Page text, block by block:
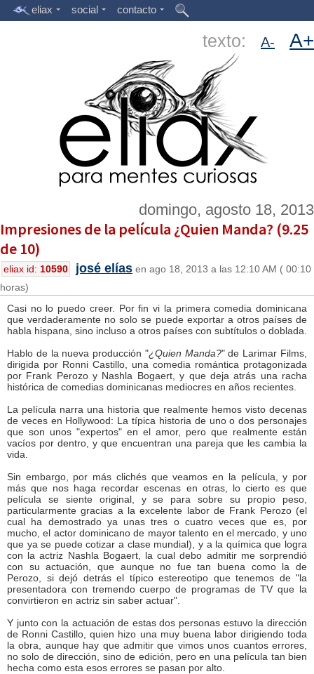
eliax social contacto
texto: A- A+
domingo, agosto 18, 2013
Impresiones de la película ¿Quien Manda? (9.25
de 10)
eliax id: 10590 josé elías en ago 18, 2013 a las 12:10 AM ( 00:10
horas)
Casi no lo puedo creer. Por fin vi la primera comedia dominicana
que verdaderamente no solo se puede exportar a otros países de
habla hispana, sino incluso a otros países con subtítulos o doblada.
Hablo de la nueva producción "¿Quien Manda?" de Larimar Films,
dirigida por Ronni Castillo, una comedia romántica protagonizada
por Frank Perozo y Nashla Bogaert, y que deja atrás una racha
histórica de comedias dominicanas mediocres en años recientes.
La película narra una historia que realmente hemos visto decenas
de veces en Hollywood: La típica historia de uno o dos personajes
que son unos "expertos" en el amor, pero que realmente están
vacíos por dentro, y que encuentran una pareja que les cambia la
vida.
Sin embargo, por más clichés que veamos en la película, y por
más que nos haga recordar escenas en otras, lo cierto es que
película se siente original, y se para sobre su propio peso,
particularmente gracias a la excelente labor de Frank Perozo (el
cual ha demostrado ya unas tres o cuatro veces que es, por
mucho, el actor dominicano de mayor talento en el mercado, y uno
que ya se puede cotizar a clase mundial), y a la química que logra
con la actriz Nashla Bogaert, la cual debo admitir me sorprendió
con su actuación, que aunque no fue tan buena como la de
Perozo, si dejó detrás el típico estereotipo que tenemos de "la
presentadora con tremendo cuerpo de programas de TV que la
convirtieron en actriz sin saber actuar".
Y junto con la actuación de estas dos personas estuvo la dirección
de Ronni Castillo, quien hizo una muy buena labor dirigiendo toda
la obra, aunque hay que admitir que vimos unos cuantos errores,
no solo de dirección, sino de edición, pero en una película tan bien
hecha como esta esos errores se pasan por alto.